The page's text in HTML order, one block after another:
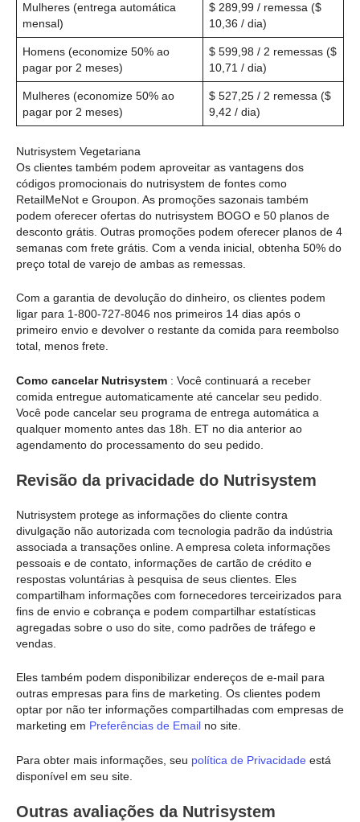
Mulheres (entrega automática
mensal)
$ 289,99 / remessa ($
10,36 / dia)
Homens (economize 50% ao
pagar por 2 meses)
$ 599,98 / 2 remessas ($
10,71 / dia)
Mulheres (economize 50% ao
pagar por 2 meses)
$ 527,25 / 2 remessa ($
9,42 / dia)
Nutrisystem Vegetariana
Os clientes também podem aproveitar as vantagens dos
códigos promocionais do nutrisystem de fontes como
RetailMeNot e Groupon. As promoções sazonais também
podem oferecer ofertas do nutrisystem BOGO e 50 planos de
desconto grátis. Outras promoções podem oferecer planos de 4
semanas com frete grátis. Com a venda inicial, obtenha 50% do
preço total de varejo de ambas as remessas.
Com a garantia de devolução do dinheiro, os clientes podem
ligar para 1-800-727-8046 nos primeiros 14 dias após o
primeiro envio e devolver o restante da comida para reembolso
total, menos frete.
Como cancelar Nutrisystem : Você continuará a receber
comida entregue automaticamente até cancelar seu pedido.
Você pode cancelar seu programa de entrega automática a
qualquer momento antes das 18h. ET no dia anterior ao
agendamento do processamento do seu pedido.
Revisão da privacidade do Nutrisystem
Nutrisystem protege as informações do cliente contra
divulgação não autorizada com tecnologia padrão da indústria
associada a transações online. A empresa coleta informações
pessoais e de contato, informações de cartão de crédito e
respostas voluntárias à pesquisa de seus clientes. Eles
compartilham informações com fornecedores terceirizados para
fins de envio e cobrança e podem compartilhar estatísticas
agregadas sobre o uso do site, como padrões de tráfego e
vendas.
Eles também podem disponibilizar endereços de e-mail para
outras empresas para fins de marketing. Os clientes podem
optar por não ter informações compartilhadas com empresas de
marketing em Preferências de Email no site.
Para obter mais informações, seu política de Privacidade está
disponível em seu site.
Outras avaliações da Nutrisystem